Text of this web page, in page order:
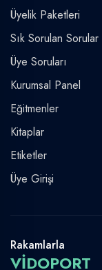
Üyelik Paketleri
Sık Sorulan Sorular
Üye Soruları
Kurumsal Panel
Eğitmenler
Kitaplar
Etiketler
Üye Girişi
Rakamlarla
VİDOPORT